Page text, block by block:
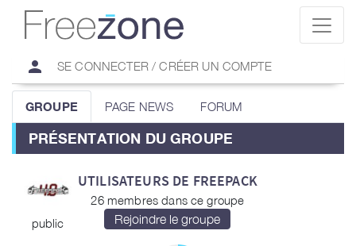
person SE CONNECTER / CRÉER UN COMPTE
GROUPE PAGE NEWS FORUM
PRÉSENTATION DU GROUPE
public
UTILISATEURS DE FREEPACK
26 membres dans ce groupe